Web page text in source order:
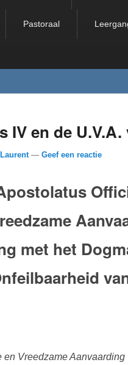
Pastoraal
IV en de
— Geef een reactie
met het
Vreedzame Aanvaarding